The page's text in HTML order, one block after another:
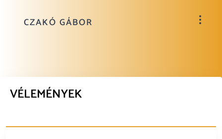
CZAKÓ GÁBOR
VÉLEMÉNYEK